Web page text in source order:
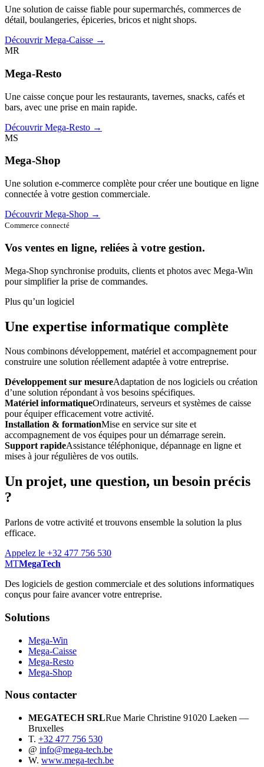
Une solution de caisse fiable pour supermarchés, commerces de
détail, boulangeries, épiceries, bricos et night shops.
Découvrir Mega-Caisse →
MR
Mega-Resto
Une caisse conçue pour les restaurants, tavernes, snacks, cafés et
bars, avec une prise en main rapide.
Découvrir Mega-Resto →
MS
Mega-Shop
Une solution e-commerce complète pour créer une boutique en ligne
connectée à votre gestion commerciale.
Découvrir Mega-Shop →
Commerce connecté
Vos ventes en ligne, reliées à votre gestion.
Mega-Shop synchronise produits, clients et photos avec Mega-Win
pour simplifier la prise de commandes.
Plus qu’un logiciel
Une expertise informatique complète
Nous combinons développement, matériel et accompagnement pour
construire une solution réellement adaptée à votre entreprise.
Développement sur mesureAdaptation de nos logiciels ou création
d’une solution répondant à vos besoins spécifiques.
Matériel informatiqueOrdinateurs, serveurs et systèmes de caisse
pour équiper efficacement votre activité.
Installation & formationMise en service sur site et
accompagnement de vos équipes pour un démarrage serein.
Support rapideAssistance téléphonique, dépannage en ligne et
mises à jour régulières de vos outils.
Un projet, une question, un besoin précis
?
Parlons de votre activité et trouvons ensemble la solution la plus
efficace.
Appelez le +32 477 756 530
MTMegaTech
Des logiciels de gestion commerciale et des solutions informatiques
conçus pour faire avancer votre entreprise.
Solutions
Mega-Win
Mega-Caisse
Mega-Resto
Mega-Shop
Nous contacter
MEGATECH SRLRue Marie Christine 91020 Laeken —
Bruxelles
T. +32 477 756 530
@ info@mega-tech.be
W. www.mega-tech.be